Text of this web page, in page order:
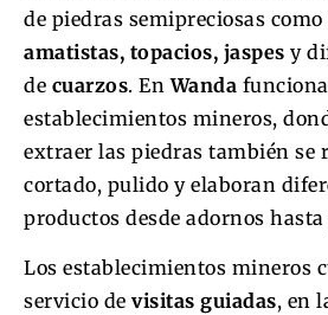
de piedras semipreciosas como
amatistas, topacios, jaspes y
de cuarzos. EnWanda
establecimientos mineros,
extraer las piedras también se
cortado, pulido y elaboran
productos desde adornos hasta
Los establecimientos mineros
servicio de visitas guiadas, en